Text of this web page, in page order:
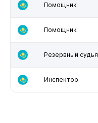
Помощник
Помощник
Резервный судья
Инспектор